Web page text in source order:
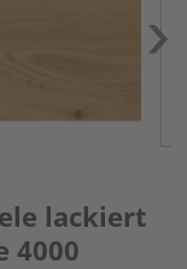
lackiert
4000